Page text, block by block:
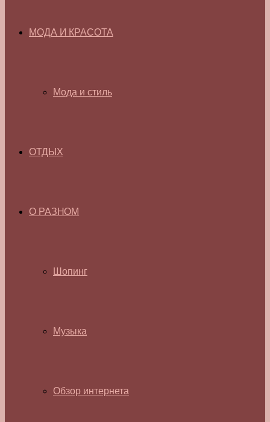
МОДА И КРАСОТА
Мода и стиль
ОТДЫХ
О РАЗНОМ
Шопинг
Музыка
Обзор интернета